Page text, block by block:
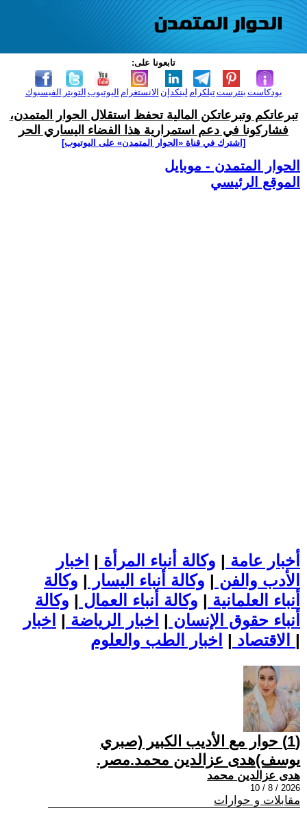
تابعونا على:
الفيسبوك التويتر اليوتيوب الانستغرام لينكدإن تيلكرامبنترست بودكاست
تبرعاتكم وتبرعاتكن المالية تحفظ استقلال الحوار المتمدن،
فشاركونا في دعم استمرارية هذا الفضاء اليساري الحر
[اشترك في قناة ‫«الحوار المتمدن» على اليوتيوب]
الحوار المتمدن - موبايل
الموقع الرئيسي
أخبار عامة | وكالة أنباء المرأة | اخبار
الأدب والفن | وكالة أنباء اليسار | وكالة
أنباء العلمانية | وكالة أنباء العمال | وكالة
أنباء حقوق الإنسان | اخبار الرياضة | اخبار
الاقتصاد | |
(1) حوار مع الأديب الكبير (صبري
يوسف)هدى عزالدين محمد.مصر.
هدى عزالدين محمد
2026 / 8 / 10
مقابلات و حوارات